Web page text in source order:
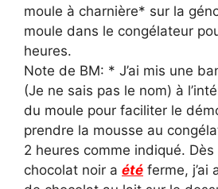
moule à charnière* sur la
moule dans le congélateur
heures.
Note de BM: * J’ai mis une
(Je ne sais pas le nom) à
du moule pour faciliter le
prendre la mousse au
2 heures comme indiqué.
chocolat noir a été ferme, j’ai